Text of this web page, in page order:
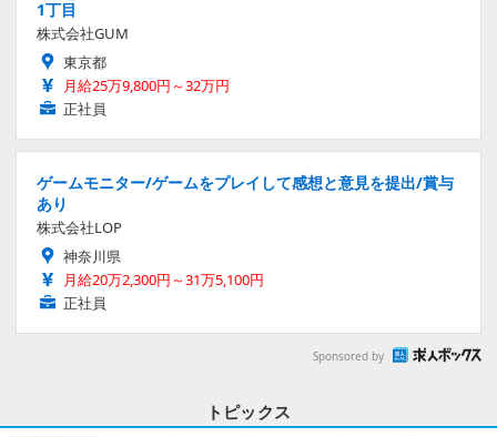
1丁目
株式会社GUM
東京都
月給25万9,800円～32万円
正社員
ゲームモニター/ゲームをプレイして感想と意見を提出/賞与
あり
株式会社LOP
神奈川県
月給20万2,300円～31万5,100円
正社員
Sponsored by
トピックス